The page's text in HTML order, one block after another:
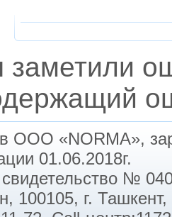
ООО «NORMA»,
01.06.2018г.
свидетельство №
100105, г.